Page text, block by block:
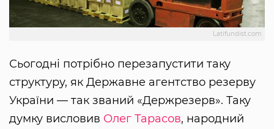
Latifundist.com
Сьогодні потрібно перезапустити таку
структуру, як Державне агентство резерву
України — так званий «Держрезерв». Таку
думку висловив Олег Тарасов, народний